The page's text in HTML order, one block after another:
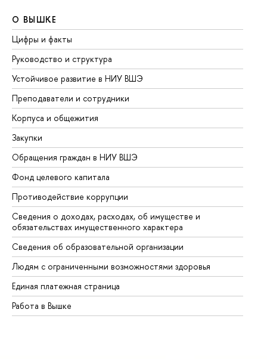
О ВЫШКЕ
Цифры и факты
Руководство и структура
Устойчивое развитие в НИУ ВШЭ
Преподаватели и сотрудники
Корпуса и общежития
Закупки
Обращения граждан в НИУ ВШЭ
Фонд целевого капитала
Противодействие коррупции
Сведения о доходах, расходах, об имуществе и
обязательствах имущественного характера
Сведения об образовательной организации
Людям с ограниченными возможностями здоровья
Единая платежная страница
Работа в Вышке